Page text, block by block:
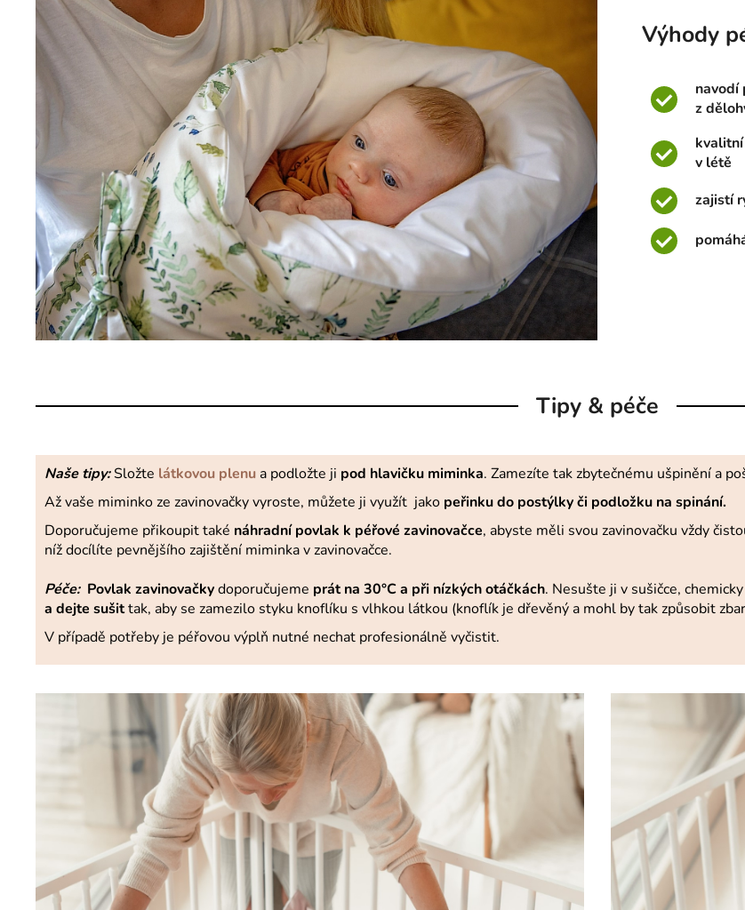
Výhody
navodí
z
v létě
zajistí
Tipy & péče
Naše tipy:Složte látkovou plenua podložte ji pod hlavičku miminka. Zamezíte tak zbytečnému ušpinění a
Až vaše miminko ze zavinovačky vyroste, můžete ji využít jako peřinku do postýlky či podložku na spinání.
Doporučujeme přikoupit také náhradní povlak k péřové zavinovačce, abyste měli svou zavinovačku vždy
níž docílíte pevnějšího zajištění miminka v zavinovačce.
Péče: Povlak zavinovačkydoporučujeme prát na 30°C a při nízkých otáčkách. Nesušte ji v sušičce,
a dejte sušittak, aby se zamezilo styku knoflíku s vlhkou látkou (knoflík je dřevěný a mohl by tak způsobit
V případě potřeby je péřovou výplň nutné nechat profesionálně vyčistit.